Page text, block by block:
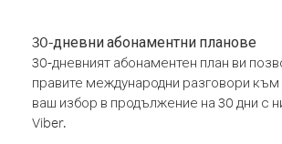
30-дневни абонаментни планове
30-дневният абонаментен план ви
правите международни разговори към
ваш избор в продължение на 30 дни с
Viber.